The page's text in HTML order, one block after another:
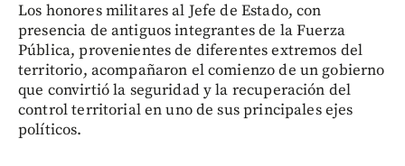
Los honores militares al Jefe de Estado, con
presencia de antiguos integrantes de la Fuerza
Pública, provenientes de diferentes extremos del
territorio, acompañaron el comienzo de un gobierno
que convirtió la seguridad y la recuperación del
control territorial en uno de sus principales ejes
políticos.